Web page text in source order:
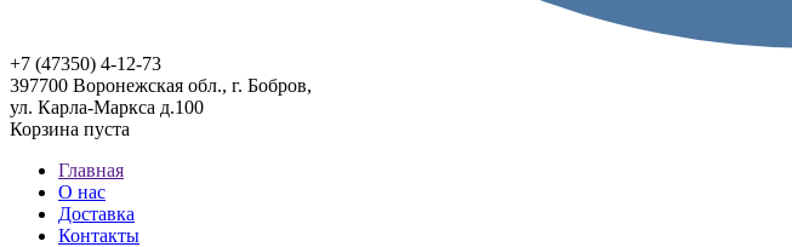
+7 (47350) 4-12-73
397700 Воронежская обл., г. Бобров,
ул. Карла-Маркса д.100
Корзина пуста
Главная
О нас
Доставка
Контакты